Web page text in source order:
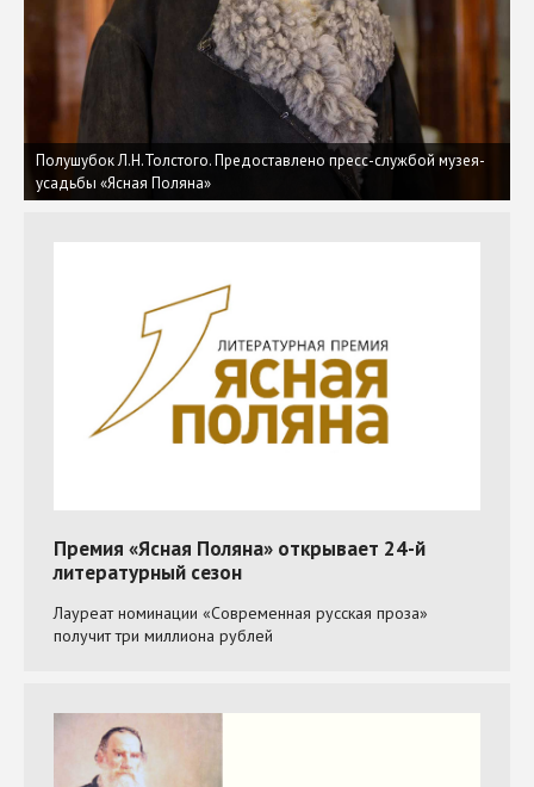
Полушубок Л.Н.Толстого. Предоставлено пресс-службой музея-
усадьбы «Ясная Поляна»